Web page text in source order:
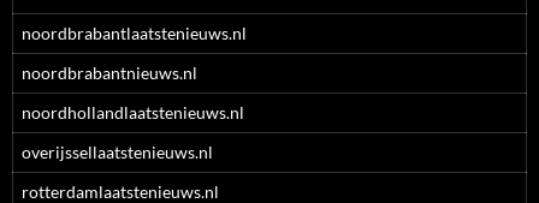
noordbrabantlaatstenieuws.nl
noordbrabantnieuws.nl
noordhollandlaatstenieuws.nl
overijssellaatstenieuws.nl
rotterdamlaatstenieuws.nl